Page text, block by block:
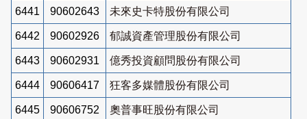
6441 90602643 未來史卡特股份有限公司
6442 90602926 郁誠資產管理股份有限公司
6443 90602931 億秀投資顧問股份有限公司
6444 90606417 狂客多媒體股份有限公司
6445 90606752 奧普事旺股份有限公司